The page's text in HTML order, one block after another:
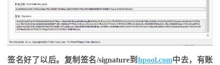
签名好了以后。复制签名/signature到 hpool.com中去，有账